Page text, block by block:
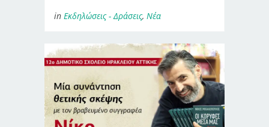
in Εκδηλώσεις - Δράσεις, Νέα